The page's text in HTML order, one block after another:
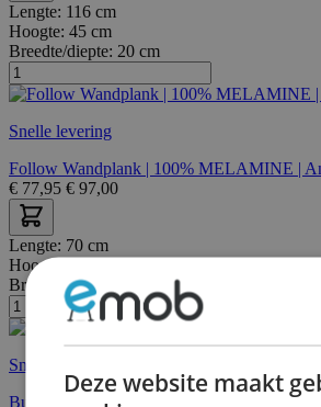
Lengte: 116 cm
Hoogte: 45 cm
Breedte/diepte: 20 cm
Snelle levering
Follow Wandplank | 100% MELAMINE |
€ 77,95 € 97,00
Lengte: 70 cm
Hoogte:
Breedte/diepte:
Snelle levering
Buba Wandplank | 100% MELAMINE |
Deze website maakt